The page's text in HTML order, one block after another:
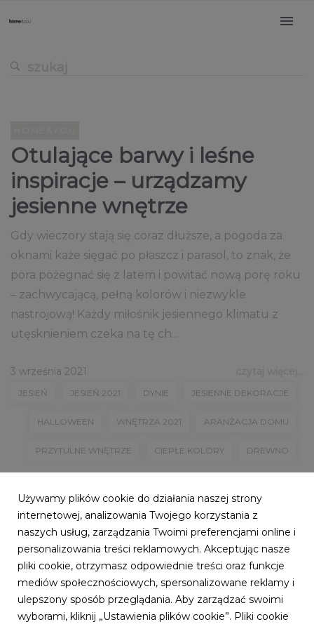
Otulające barwy i leśne
inspiracje – urządzamy
jesienne wnętrze
Gdy wieczory stają się coraz dłuższe, a pogoda za
oknami każe sięgać po płaszcz i parasol, to znak, że
pora pożegnać się z latem i powitać nową porę roku
– zachwycającą, pełną kolorów i niezwykle
nastrojową! Każdy miłośnik jesiennego klimatu z
utęsknieniem czeka na tę ch...
3 września 2021
JESIEŃ JESIEŃ 2021 DYNIE JESIENNE DEKORACJE
HALLOWEEN WNĘTRZA 2021 ARANŻACJA DOMU
PRZYTULNE WNĘTRZE CIEPŁE KOLORY DREWNO
Używamy plików cookie do działania naszej strony
internetowej, analizowania Twojego korzystania z
naszych usług, zarządzania Twoimi preferencjami online i
personalizowania treści reklamowych. Akceptując nasze
pliki cookie, otrzymasz odpowiednie treści oraz funkcje
mediów społecznościowych, spersonalizowane reklamy i
ulepszony sposób przeglądania. Aby zarządzać swoimi
wyborami, kliknij „Ustawienia plików cookie”. Pliki cookie